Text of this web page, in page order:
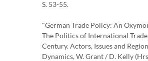
S. 53-55.
"German Trade Policy: An
The Politics of International
Century. Actors, Issues and
Dynamics, W. Grant / D. Kelly